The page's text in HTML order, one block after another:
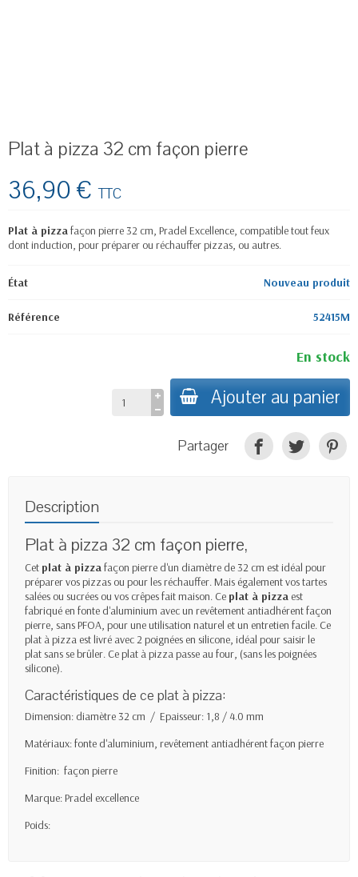
Plat à pizza 32 cm façon pierre
36,90 €TTC
Plat à pizzafaçon pierre 32 cm, Pradel Excellence, compatible tout feux
dont induction, pour préparer ou réchauffer pizzas, ou autres.
État Nouveau produit
Référence 52415M
En stock
Ajouter au panier
Partager
Description
Plat à pizza 32 cm façon pierre,
Cet plat à pizzafaçon pierre d'un diamètre de 32 cm est idéal pour
préparer vos pizzas ou pour les réchauffer. Mais également vos tartes
salées ou sucrées ou vos crêpes fait maison. Ce plat à pizza est
fabriqué en fonte d'aluminium avec un revêtement antiadhérent façon
pierre, sans PFOA, pour une utilisation naturel et un entretien facile. Ce
plat à pizza est livré avec 2 poignées en silicone, idéal pour saisir le
plat sans se brûler. Ce plat à pizza passe au four, (sans les poignées
silicone).
Caractéristiques de ce plat à pizza:
Dimension: diamètre 32 cm / Epaisseur: 1,8 / 4.0 mm
Matériaux: fonte d'aluminium, revêtement antiadhérent façon pierre
Finition: façon pierre
Marque: Pradel excellence
Poids: